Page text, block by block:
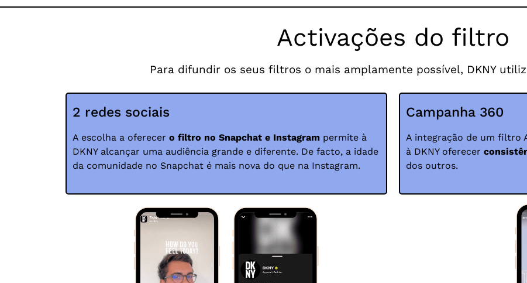
Activações do filtro
Para difundir os seus filtros o mais amplamente possível, DKNY
2 redes sociais
A escolha a oferecer o filtro no Snapchat e Instagram permite à
DKNY alcançar uma audiência grande e diferente. De facto, a idade
da comunidade no Snapchat é mais nova do que na Instagram.
Campanha 360
A integração de um filtro
à DKNY oferecer
dos outros.